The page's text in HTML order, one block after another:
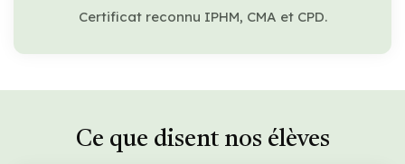
Certificat reconnu IPHM, CMA et CPD.
Ce que disent nos élèves